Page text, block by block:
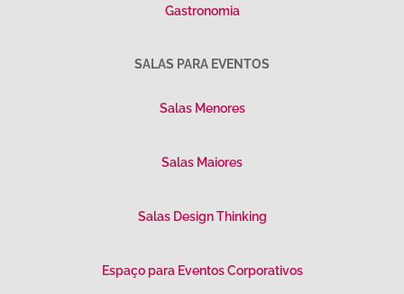
Gastronomia
SALAS PARA EVENTOS
Salas Menores
Salas Maiores
Salas Design Thinking
Espaço para Eventos Corporativos